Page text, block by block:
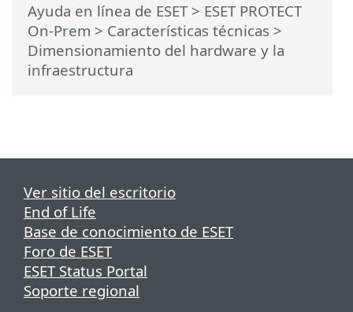
Ayuda en línea de ESET> ESET PROTECT
On-Prem > Características técnicas >
Dimensionamiento del hardware y la
infraestructura
Ver sitio del escritorio
End of Life
Base de conocimiento de ESET
Foro de ESET
ESET Status Portal
Soporte regional